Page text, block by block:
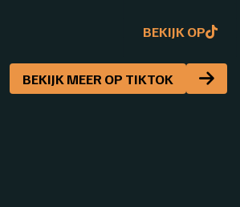
BEKIJK OP
BEKIJK MEER OP TIKTOK